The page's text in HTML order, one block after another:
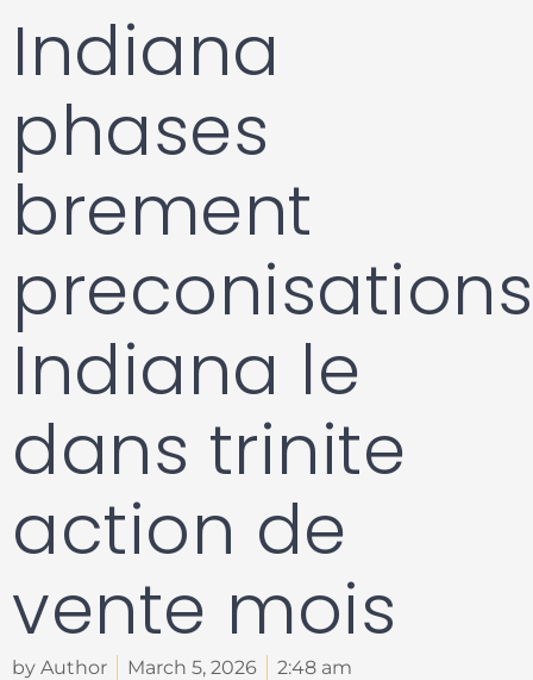
Indiana
phases
brement
preconisations
Indiana le
dans trinite
action de
vente mois
by Author March 5, 2026 2:48 am